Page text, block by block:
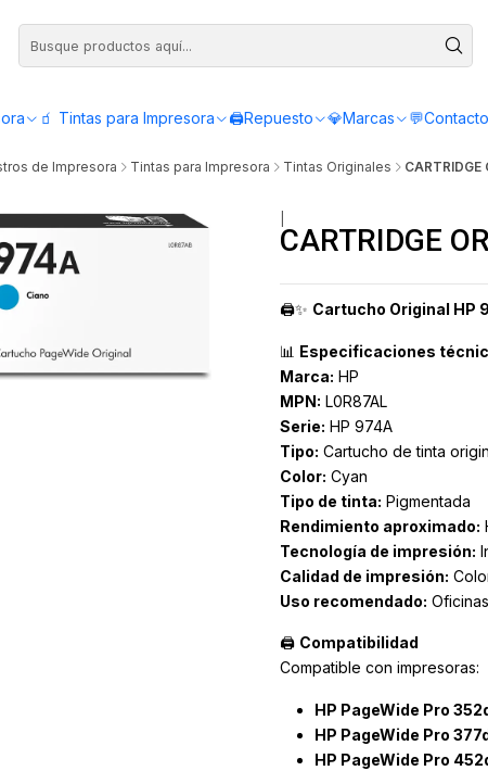
🧃 Tintas para Impresora 🖨️Repuesto 💎Marcas
Compra antes de las 12:00 y recibe el mismo día - Servicio de Lunes a Viernes
de Impresora Tintas para Impresora Tintas Originales
CARTRIDGE
🖨️✨ Cartucho Original HP
📊 Especificaciones
Marca: HP
MPN: L0R87AL
Serie: HP 974A
Tipo: Cartucho de tinta
Color: Cyan
Tipo de tinta: Pigmentada
Rendimiento aproximado:
Tecnología de impresión:
Calidad de impresión:
Uso recomendado:
🖨️ Compatibilidad
Compatible con impresoras:
HP PageWide Pro
HP PageWide Pro
HP PageWide Pro